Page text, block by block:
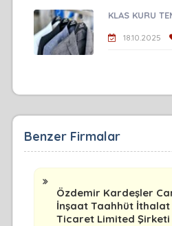
KLAS KURU
18.10.2025
Benzer Firmalar
Özdemir Kardeşler
İnşaat Taahhüt
Ticaret Limited Şirketi